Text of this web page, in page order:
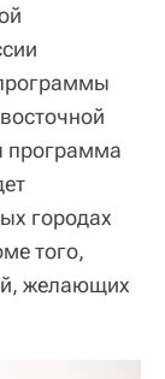
программа
городах
того,
желающих